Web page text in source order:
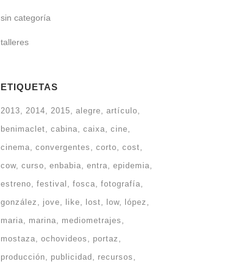
sin categoría
talleres
ETIQUETAS
2013 2014 2015 alegre
artículo
benimaclet
cabina caixa
cine
cinema
convergentes corto
cost
cow curso enbabia entra
epidemia
estreno
festival fosca
fotografía
gonzález
jove like lost low
lópez
maria
marina
mediometrajes
mostaza
ochovideos
portaz
producción
publicidad recursos